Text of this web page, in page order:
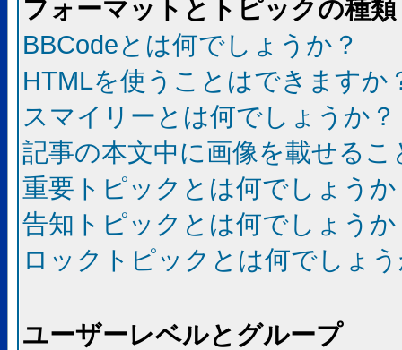
フォーマットとトピックの種類
BBCodeとは何でしょうか？
HTMLを使うことはできますか
スマイリーとは何でしょうか？
記事の本文中に画像を載せる
重要トピックとは何でしょうか
告知トピックとは何でしょうか
ロックトピックとは何でしょ
ユーザーレベルとグループ